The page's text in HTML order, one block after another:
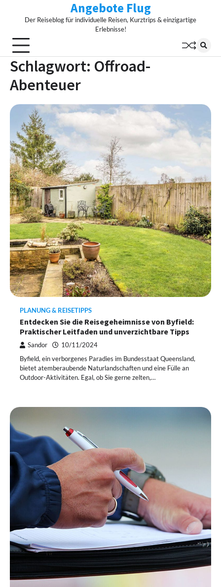
Angebote Flug
Der Reiseblog für individuelle Reisen, Kurztrips & einzigartige
Erlebnisse!
Schlagwort: Offroad-
Abenteuer
PLANUNG & REISETIPPS
Entdecken Sie die Reisegeheimnisse von Byfield:
Praktischer Leitfaden und unverzichtbare Tipps
Sandor 10/11/2024
Byfield, ein verborgenes Paradies im Bundesstaat Queensland,
bietet atemberaubende Naturlandschaften und eine Fülle an
Outdoor-Aktivitäten. Egal, ob Sie gerne zelten,…